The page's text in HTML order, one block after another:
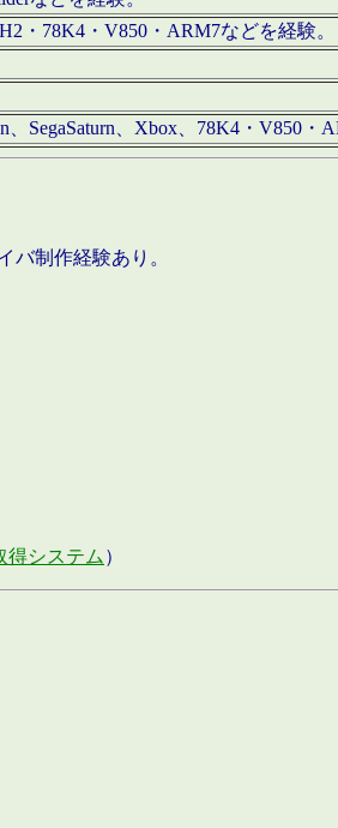
・78K4・V850・ARM7などを経験。
、SegaSaturn、Xbox、78K4・V850・
バ制作経験あり。
得システム ）